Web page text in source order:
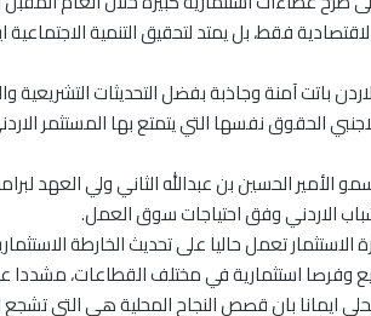
فقط، بل يمتد لتحقيق التنمية
باتت آمنة وجاذبة بفضل التحديثات التشريعية
الاجنبي الحقوق نفسها التي يتمتع بها المستثمر
الأمير الحسين بن عبدالله الثاني ولي العهد
الاردني وفق احتياجات سوق العمل.
الاستثمار تعمل حاليا على تحديث الخارطة
وفرصا استثمارية في مختلف القطاعات، مشددا
ايمانا بان قصص النجاح المحلية هي التي تشجع